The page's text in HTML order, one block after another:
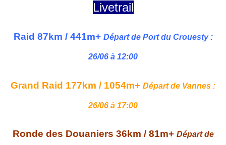
Livetrail
Raid 87km / 441m+ Départ de Port du Crouesty :
26/06 à 12:00
Grand Raid 177km / 1054m+ Départ de Vannes :
26/06 à 17:00
Ronde des Douaniers 36km / 81m+ Départ de